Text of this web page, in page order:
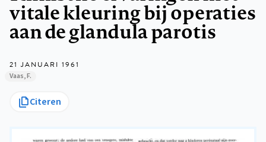
vitale kleuring bij operaties
aan de glandula parotis
21 JANUARI 1961
Vaas, F.
Citeren